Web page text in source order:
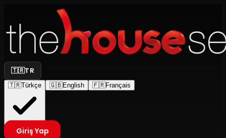
🇹🇷TR
🇹🇷Türkçe 🇬🇧English 🇫🇷Français
Giriş Yap